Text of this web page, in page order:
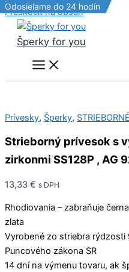
Preskočiť na obsah
Šperky for you
Prívesky, Šperky,
Strieborný prívesok s
zirkonmi SS128P , AG
13,33 € s DPH
Rhodiovania – zabraňuje
zlata
Vyrobené zo striebra
Puncového zákona SR
14 dní na výmenu tovaru, ak
Odosielame do 24 hodín
Odosielame do 24 hodín
Odosielame do 24 hodín